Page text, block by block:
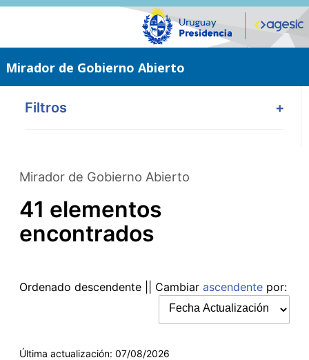
Saltar
Mirador de Gobierno Abierto
Filtros +
Mirador de Gobierno Abierto
41 elementos
encontrados
Ordenado descendente || Cambiar ascendente por:
Última actualización: 07/08/2026